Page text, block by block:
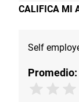
CALIFICA MI
Self
Promedio: